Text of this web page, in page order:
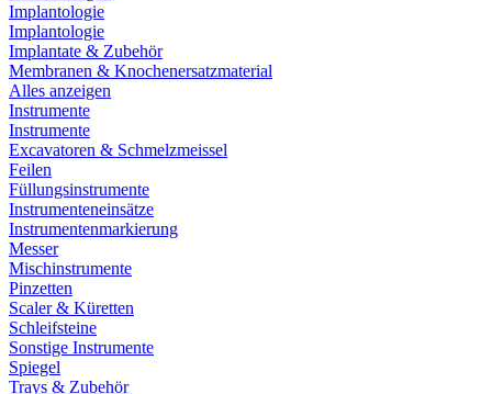
Implantologie
Implantologie
Implantate & Zubehör
Membranen & Knochenersatzmaterial
Alles anzeigen
Instrumente
Instrumente
Excavatoren & Schmelzmeissel
Feilen
Füllungsinstrumente
Instrumenteneinsätze
Instrumentenmarkierung
Messer
Mischinstrumente
Pinzetten
Scaler & Küretten
Schleifsteine
Sonstige Instrumente
Spiegel
Trays & Zubehör